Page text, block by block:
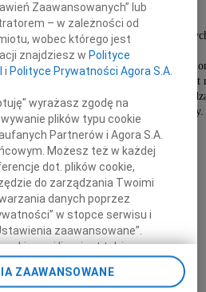
Kochał i szanował ludzi, uwielbiał jazz,
życia spędził w książkach
filozofii, etyce i analizom politycznym,
dobrej kawy i dymku z dobrze
technologii nie opuszczał Go nawet
"gorszym sortem" wg "Naczelnego
wierzył nieustannie, że nastaną lepsze czasy.
Bardzo nam Ciebie brakuje
rodzina
Pogrzeb odbędzie się w dniu
na Cmentarzu Junikowo.
Zaawansowanych” lub
– w zależności od
wobec którego jest
znajdziesz w Polityce
i Polityce Prywatności Agora S.A.
wyrażasz zgodę na
plików typu cookie
Partnerów i Agora S.A.
Możesz też w każdej
dot. plików cookie,
do zarządzania Twoimi
danych poprzez
w stopce serwisu i
zaawansowane”.
możliwa jest także za
ZAAWANSOWANE